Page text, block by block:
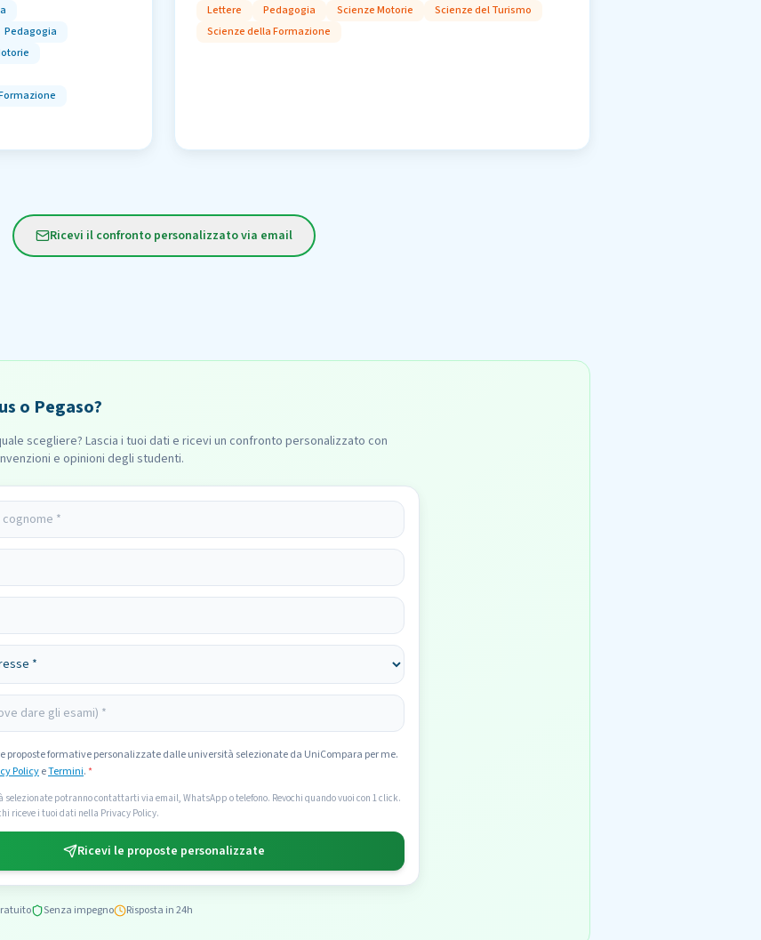
Pedagogia
Lettere
Pedagogia Scienze Motorie
Scienze del Turismo
Scienze della Formazione
Ricevi il confronto personalizzato via email
o Pegaso?
scegliere? Lascia i tuoi dati e ricevi un confronto personalizzato con
e opinioni degli studenti.
proposte formative personalizzate dalle università selezionate da UniCompara per me.
PolicyeTermini.*
selezionate potranno contattarti via email, WhatsApp o telefono. Revochi quando vuoi con 1 click.
riceve i tuoi dati nella Privacy Policy.
Ricevi le proposte personalizzate
Senza impegno Risposta in 24h